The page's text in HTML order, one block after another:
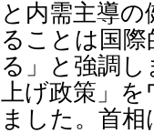
と内需主導
ることは国
る」と強調
上げ政策」
ました。首